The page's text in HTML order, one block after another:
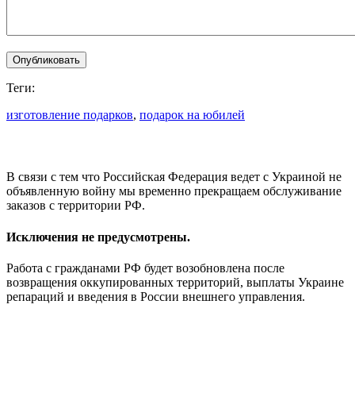
Теги:
изготовление подарков, подарок на юбилей
В связи с тем что Российская Федерация ведет с Украиной не
объявленную войну мы временно прекращаем обслуживание
заказов с территории РФ.
Исключения не предусмотрены.
Работа с гражданами РФ будет возобновлена после
возвращения оккупированных территорий, выплаты Украине
репараций и введения в России внешнего управления.